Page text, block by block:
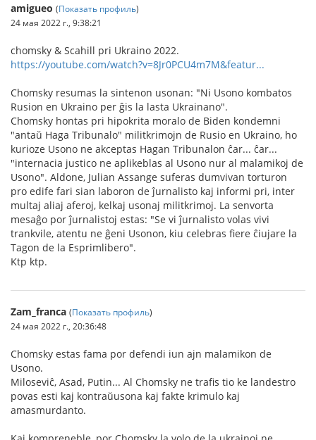
amigueo (Показать профиль)
24 мая 2022 г., 9:38:21
chomsky & Scahill pri Ukraino 2022.
https://youtube.com/watch?v=8Jr0PCU4m7M&featur...
Chomsky resumas la sintenon usonan: "Ni Usono kombatos
Rusion en Ukraino per ĝis la lasta Ukrainano".
Chomsky hontas pri hipokrita moralo de Biden kondemni
"antaŭ Haga Tribunalo" militkrimojn de Rusio en Ukraino, ho
kurioze Usono ne akceptas Hagan Tribunalon ĉar... ĉar...
"internacia justico ne aplikeblas al Usono nur al malamikoj de
Usono". Aldone, Julian Assange suferas dumvivan torturon
pro edife fari sian laboron de ĵurnalisto kaj informi pri, inter
multaj aliaj aferoj, kelkaj usonaj militkrimoj. La senvorta
mesaĝo por ĵurnalistoj estas: "Se vi ĵurnalisto volas vivi
trankvile, atentu ne ĝeni Usonon, kiu celebras fiere ĉiujare la
Tagon de la Esprimlibero".
Ktp ktp.
Zam_franca (Показать профиль)
24 мая 2022 г., 20:36:48
Chomsky estas fama por defendi iun ajn malamikon de
Usono.
Miloseviĉ, Asad, Putin... Al Chomsky ne trafis tio ke landestro
povas esti kaj kontraŭusona kaj fakte krimulo kaj
amasmurdanto.